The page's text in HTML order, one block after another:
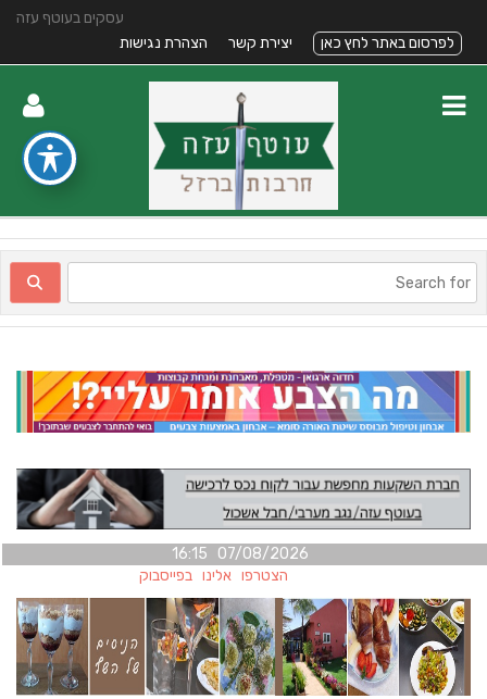
עסקים בעוטף עזה
לפרסום באתר לחץ כאן
יצירת קשר הצהרת נגישות
07/08/2026 16:15
הצטרפו אלינו בפייסבוק